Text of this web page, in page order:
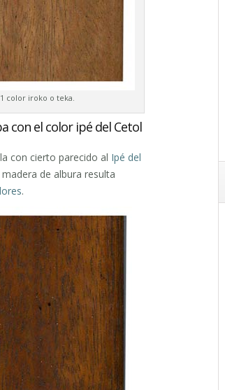
color iroko o teka.
con el color ipé del Cetol
con cierto parecido al Ipé del
de albura resulta
.